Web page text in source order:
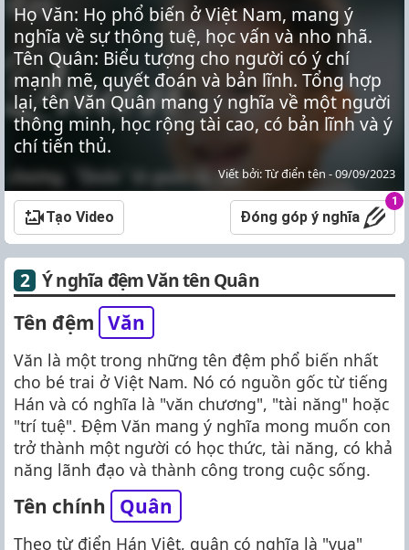
Họ Văn: Họ phổ biến ở Việt Nam, mang ý
nghĩa về sự thông tuệ, học vấn và nho nhã.
Tên Quân: Biểu tượng cho người có ý chí
mạnh mẽ, quyết đoán và bản lĩnh. Tổng hợp
lại, tên Văn Quân mang ý nghĩa về một người
thông minh, học rộng tài cao, có bản lĩnh và ý
chí tiến thủ.
Viết bởi: Từ điển tên - 09/09/2023
Tạo Video Đóng góp ý nghĩa
1
Ý nghĩa đệm Văn tên Quân
Tên đệm Văn
Văn là một trong những tên đệm phổ biến nhất
cho bé trai ở Việt Nam. Nó có nguồn gốc từ tiếng
Hán và có nghĩa là "văn chương", "tài năng" hoặc
"trí tuệ". Đệm Văn mang ý nghĩa mong muốn con
trở thành một người có học thức, tài năng, có khả
năng lãnh đạo và thành công trong cuộc sống.
Tên chính Quân
Theo từ điển Hán Việt, quân có nghĩa là "vua"